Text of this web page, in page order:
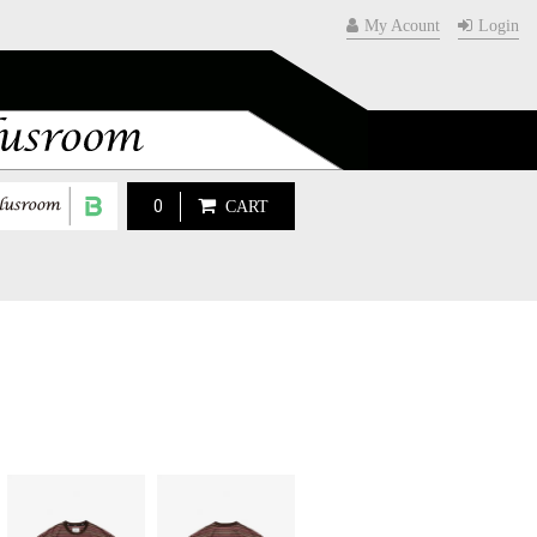
My Acount Login
0 CART